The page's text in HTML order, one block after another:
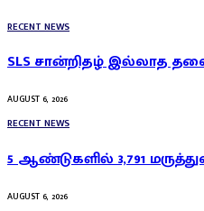
RECENT NEWS
SLS சான்றிதழ் இல்லாத
AUGUST 6, 2026
RECENT NEWS
5 ஆண்டுகளில் 3,791
AUGUST 6, 2026